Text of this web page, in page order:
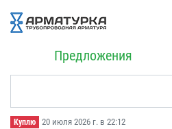
Предложения
Куплю 20 июля 2026 г. в 22:12